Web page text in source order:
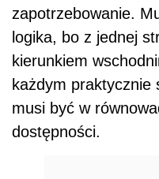
zapotrzebowanie.
logika, bo z jednej
kierunkiem
każdym praktycznie
musi być w
dostępności.